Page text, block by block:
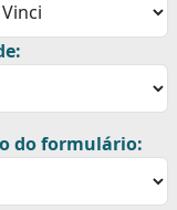
do formulário: